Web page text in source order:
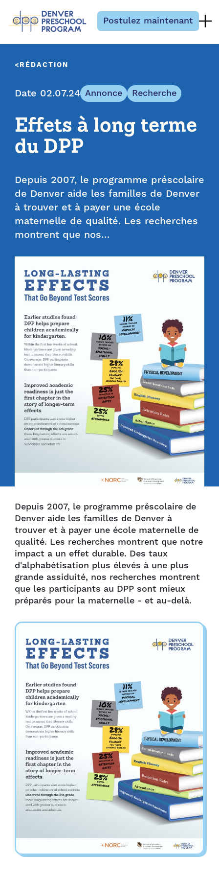
Postulez maintenant
RÉDACTION
Date 02.07.24 Annonce Recherche
Effets à long terme
du DPP
Depuis 2007, le programme préscolaire
de Denver aide les familles de Denver
à trouver et à payer une école
maternelle de qualité. Les recherches
montrent que nos…
Depuis 2007, le programme préscolaire de
Denver aide les familles de Denver à
trouver et à payer une école maternelle de
qualité. Les recherches montrent que notre
impact a un effet durable. Des taux
d'alphabétisation plus élevés à une plus
grande assiduité, nos recherches montrent
que les participants au DPP sont mieux
préparés pour la maternelle - et au-delà.